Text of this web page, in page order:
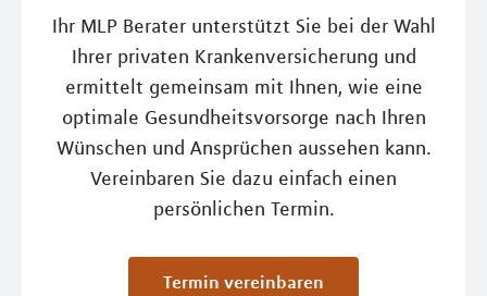
Ihr MLP Berater unterstützt Sie bei der Wahl
Ihrer privaten Krankenversicherung und
ermittelt gemeinsam mit Ihnen, wie eine
optimale Gesundheitsvorsorge nach Ihren
Wünschen und Ansprüchen aussehen kann.
Vereinbaren Sie dazu einfach einen
persönlichen Termin.
Termin vereinbaren